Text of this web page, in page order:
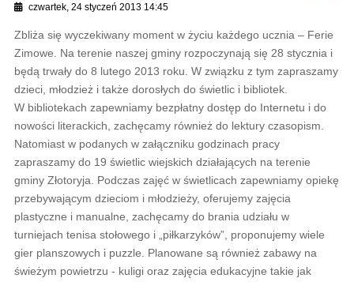
czwartek, 24 styczeń 2013 14:45
Zbliża się wyczekiwany moment w życiu każdego ucznia – Ferie
Zimowe. Na terenie naszej gminy rozpoczynają się 28 stycznia i
będą trwały do 8 lutego 2013 roku. W związku z tym zapraszamy
dzieci, młodzież i także dorosłych do świetlic i bibliotek.
W bibliotekach zapewniamy bezpłatny dostęp do Internetu i do
nowości literackich, zachęcamy również do lektury czasopism.
Natomiast w podanych w załączniku godzinach pracy
zapraszamy do 19 świetlic wiejskich działających na terenie
gminy Złotoryja. Podczas zajęć w świetlicach zapewniamy opiekę
przebywającym dzieciom i młodzieży, oferujemy zajęcia
plastyczne i manualne, zachęcamy do brania udziału w
turniejach tenisa stołowego i „piłkarzyków”, proponujemy wiele
gier planszowych i puzzle. Planowane są również zabawy na
świeżym powietrzu - kuligi oraz zajęcia edukacyjne takie jak